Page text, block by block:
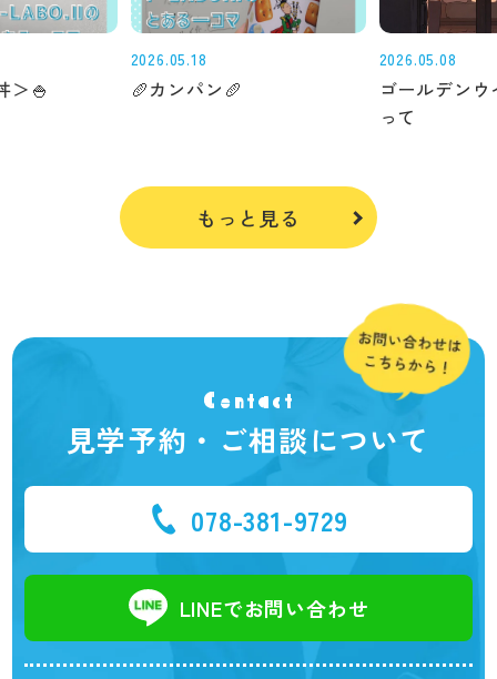
＞🍚
2026.05.18
🥖カンパン🥖
2026.05.08
ゴールデン
って
もっと見る
Contact
見学予約・ご相談について
078-381-9729
LINEでお問い合わせ